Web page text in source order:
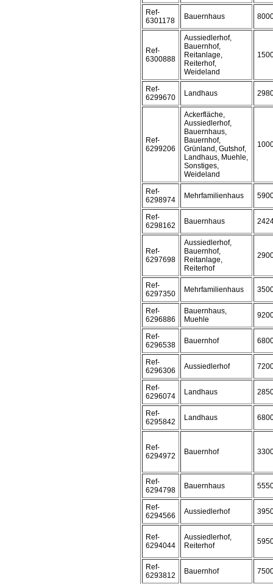
Ref-
6301178
Bauernhaus
Ref-
6300888
Aussiedlerhof,
Bauernhof,
Reitanlage,
Reiterhof,
Weideland
Ref-
6299670
Landhaus
Ref-
6299206
Ackerfläche,
Aussiedlerhof,
Bauernhaus,
Bauernhof,
Grünland, Gutshof,
Landhaus, Muehle,
Sonstiges,
Weideland
Ref-
6298974
Mehrfamilienhaus
Ref-
6298162
Bauernhaus
Ref-
6297698
Aussiedlerhof,
Bauernhof,
Reitanlage,
Reiterhof
Ref-
6297350
Mehrfamilienhaus
Ref-
6296886
Bauernhaus,
Muehle
Ref-
6296538
Bauernhof
Ref-
6296306
Aussiedlerhof
Ref-
6296074
Landhaus
Ref-
6295842
Landhaus
Ref-
6294972
Bauernhof
Ref-
6294798
Bauernhaus
Ref-
6294566
Aussiedlerhof
Ref-
6294044
Aussiedlerhof,
Reiterhof
Ref-
6293812
Bauernhof